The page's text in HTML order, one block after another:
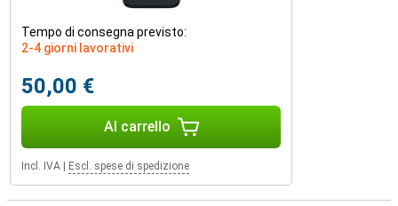
Tempo di consegna previsto:
2-4 giorni lavorativi
50,00 €
Al carrello
Incl. IVA Escl. spese di spedizione